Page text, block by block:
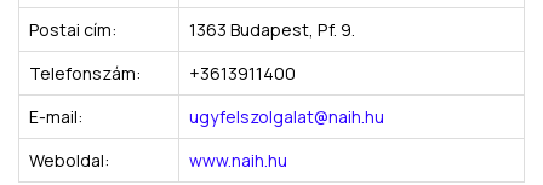
Postai cím:
1363 Budapest, Pf. 9.
Telefonszám:
+3613911400
E-mail:
ugyfelszolgalat@naih.hu
Weboldal:
www.naih.hu